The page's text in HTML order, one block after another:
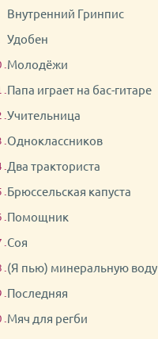
Внутренний Гринпис
Удобен
Молодёжи
Папа играет на бас-гитаре
Учительница
Одноклассников
Два тракториста
Брюссельская капуста
Помощник
Соя
(Я пью) минеральную воду
Последняя
Мяч для регби